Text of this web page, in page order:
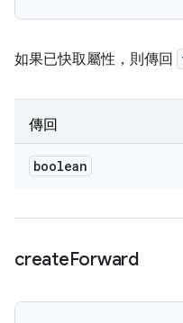
如果已快取屬性，則傳回
傳回
boolean
createForward